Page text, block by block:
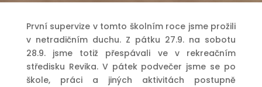
První supervize v tomto školním roce jsme prožili
v netradičním duchu. Z pátku 27.9. na sobotu
28.9. jsme totiž přespávali ve v rekreačním
středisku Revika.V pátek podvečer jsme se po
škole, práci a jiných aktivitách postupně